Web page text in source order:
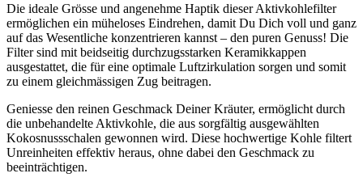
Die ideale Grösse und angenehme Haptik dieser Aktivkohlefilter
ermöglichen ein müheloses Eindrehen, damit Du Dich voll und ganz
auf das Wesentliche konzentrieren kannst – den puren Genuss! Die
Filter sind mit beidseitig durchzugsstarken Keramikkappen
ausgestattet, die für eine optimale Luftzirkulation sorgen und somit
zu einem gleichmässigen Zug beitragen.
Geniesse den reinen Geschmack Deiner Kräuter, ermöglicht durch
die unbehandelte Aktivkohle, die aus sorgfältig ausgewählten
Kokosnussschalen gewonnen wird. Diese hochwertige Kohle filtert
Unreinheiten effektiv heraus, ohne dabei den Geschmack zu
beeinträchtigen.